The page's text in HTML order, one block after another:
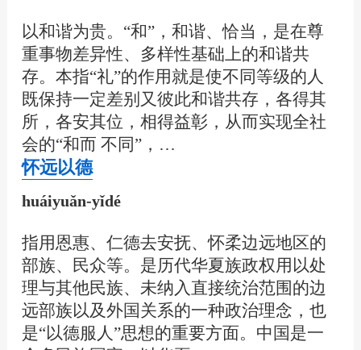
以和谐为贵。“和”，和谐、恰当，是在尊
重事物差异性、多样性基础上的和谐共
存。本指“礼”的作用就是使不同等级的人
既保持一定差别又彼此和谐共存，各得其
所，各安其位，相得益彰，从而实现全社
会的“和而 不同”，…
怀远以德
huáiyuǎn-yǐdé
指用恩惠、仁德去安抚、怀柔边远地区的
部族、民众等。是历代华夏族政权用以处
理与其他民族、未纳入直接统治范围的边
远部族以及外国关系的一种政治理念，也
是“以德服人”思想的重要方面。中国是一